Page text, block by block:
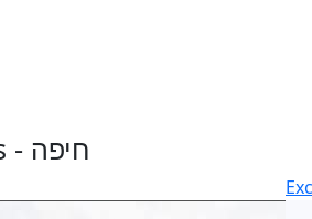
Plus de biens - חיפה